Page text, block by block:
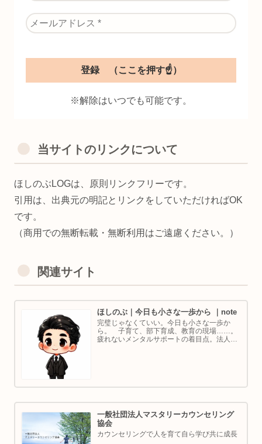
※解除はいつでも可能です。
当サイトのリンクについて
ほしのぶLOGは、原則リンクフリーです。
引用は、出典元の明記とリンクをしていただければOK
です。
（商用での無断転載・無断利用はご遠慮ください。）
関連サイト
ほしのぶ｜今日も小さな一歩から ｜note
完璧じゃなくていい。今日も小さな一歩か
ら。 子育て、部下育成、教育の現場……。
疲れないメンタルサポートの着目点。法人代
一般社団法人マスタリーカウンセリング
協会
カウンセリングで人を育て自ら学び共に成長